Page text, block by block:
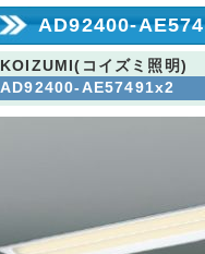
AD92400-
KOIZUMI(コイズミ照明)
AD92400-AE57491x2